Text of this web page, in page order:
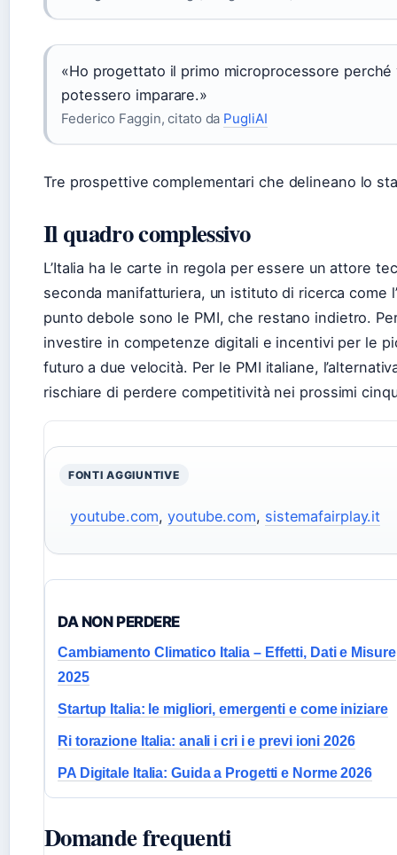
«Ho progettato il primo microprocessore
potessero imparare.»
Federico Faggin, citato da PugliAI
Tre prospettive complementari che delineano lo
Il quadro complessivo
L’Italia ha le carte in regola per essere un attore
seconda manifatturiera, un istituto di ricerca come
punto debole sono le PMI, che restano indietro.
investire in competenze digitali e incentivi per le
futuro a due velocità. Per le PMI italiane,
rischiare di perdere competitività nei prossimi
FONTI AGGIUNTIVE
youtube.com,youtube.com, sistemafairplay.it
DA NON PERDERE
Cambiamento Climatico Italia – Effetti, Dati e Misure
2025
Startup Italia: le migliori, emergenti e come iniziare
Ri torazione Italia: anali i cri i e previ ioni 2026
PA Digitale Italia: Guida a Progetti e Norme 2026
Domande frequenti